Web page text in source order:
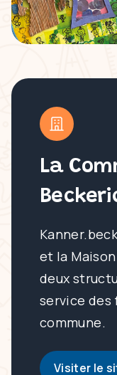
La
et la
deux
service des
commune.
Visiter le